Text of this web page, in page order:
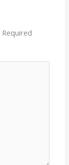
Required